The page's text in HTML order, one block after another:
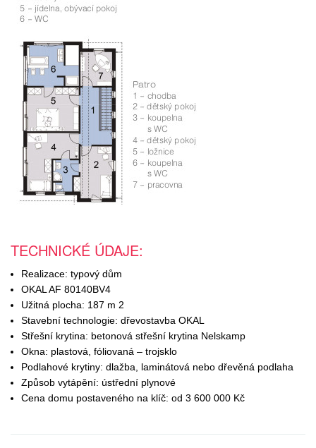
TECHNICKÉ ÚDAJE:
Realizace: typový dům
OKAL AF 80140BV4
Užitná plocha: 187 m 2
Stavební technologie: dřevostavba OKAL
Střešní krytina: betonová střešní krytina Nelskamp
Okna: plastová, fóliovaná – trojsklo
Podlahové krytiny: dlažba, laminátová nebo dřevěná podlaha
Způsob vytápění: ústřední plynové
Cena domu postaveného na klíč: od 3 600 000 Kč